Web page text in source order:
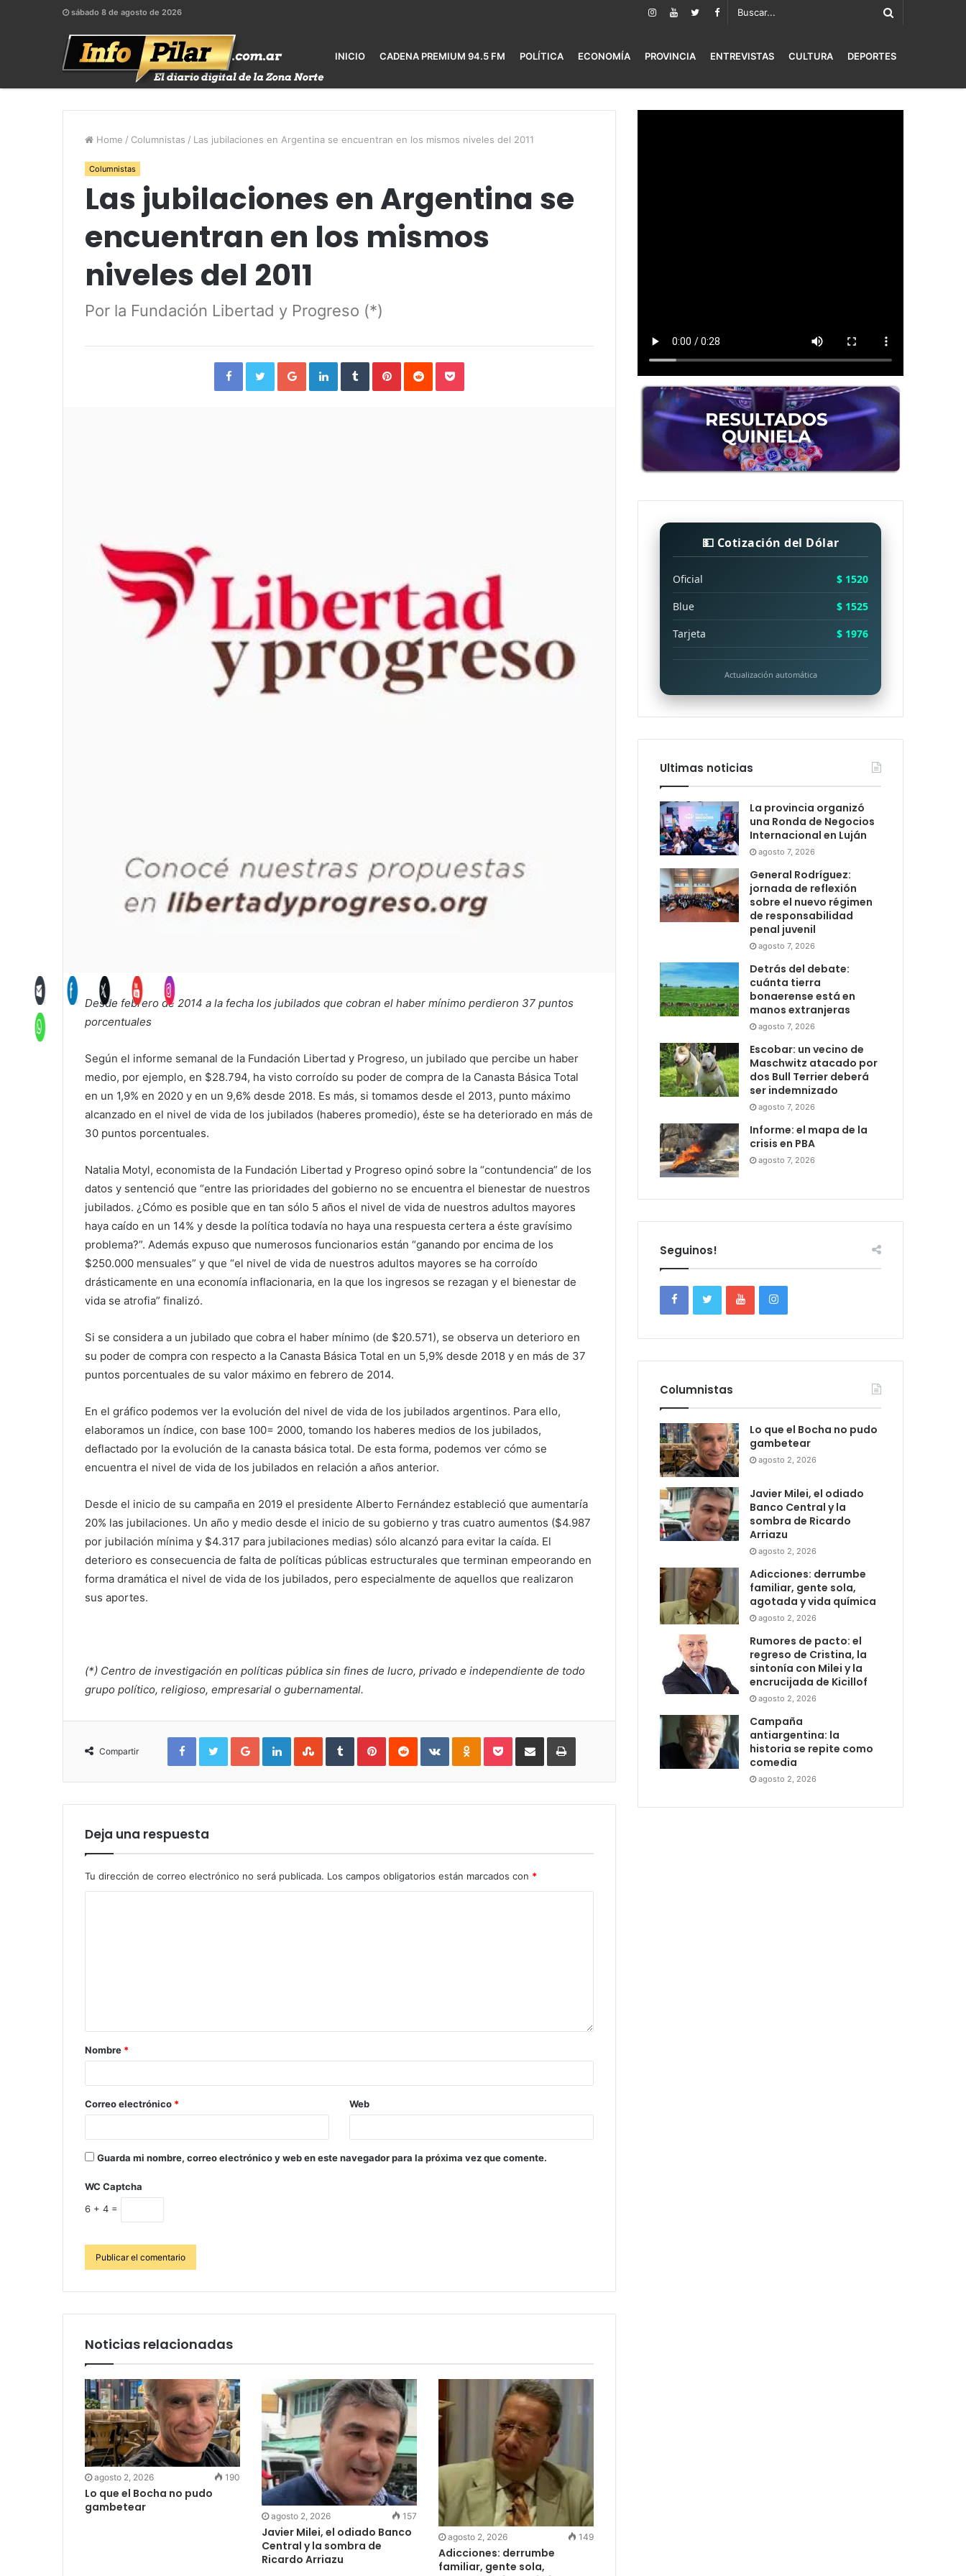
sábado 8 de agosto de 2026
INICIO CADENA PREMIUM 94.5 FM POLÍTICA ECONOMÍA PROVINCIA ENTREVISTAS CULTURA DEPORTES
Home / Columnistas / Las jubilaciones en Argentina se encuentran en los mismos niveles del 2011
Columnistas
Las jubilaciones en Argentina se
encuentran en los mismos
niveles del 2011
Por la Fundación Libertad y Progreso (*)
FacebookTwitterGoogle+LinkedInTumblrPinterestReddit Pocket
Desde febrero de 2014 a la fecha los jubilados que cobran el haber mínimo perdieron 37 puntos
porcentuales
Según el informe semanal de la Fundación Libertad y Progreso, un jubilado que percibe un haber
medio, por ejemplo, en $28.794, ha visto corroído su poder de compra de la Canasta Básica Total
en un 1,9% en 2020 y en un 9,6% desde 2018. Es más, si tomamos desde el 2013, punto máximo
alcanzado en el nivel de vida de los jubilados (haberes promedio), éste se ha deteriorado en más de
30 puntos porcentuales.
Natalia Motyl, economista de la Fundación Libertad y Progreso opinó sobre la “contundencia” de los
datos y sentenció que “entre las prioridades del gobierno no se encuentra el bienestar de nuestros
jubilados. ¿Cómo es posible que en tan sólo 5 años el nivel de vida de nuestros adultos mayores
haya caído en un 14% y desde la política todavía no haya una respuesta certera a éste gravísimo
problema?”. Además expuso que numerosos funcionarios están “ganando por encima de los
$250.000 mensuales” y que “el nivel de vida de nuestros adultos mayores se ha corroído
drásticamente en una economía inflacionaria, en la que los ingresos se rezagan y el bienestar de
vida se atrofia” finalizó.
Si se considera a un jubilado que cobra el haber mínimo (de $20.571), se observa un deterioro en
su poder de compra con respecto a la Canasta Básica Total en un 5,9% desde 2018 y en más de 37
puntos porcentuales de su valor máximo en febrero de 2014.
En el gráfico podemos ver la evolución del nivel de vida de los jubilados argentinos. Para ello,
elaboramos un índice, con base 100= 2000, tomando los haberes medios de los jubilados,
deflactado por la evolución de la canasta básica total. De esta forma, podemos ver cómo se
encuentra el nivel de vida de los jubilados en relación a años anterior.
Desde el inicio de su campaña en 2019 el presidente Alberto Fernández estableció que aumentaría
20% las jubilaciones. Un año y medio desde el inicio de su gobierno y tras cuatro aumentos ($4.987
por jubilación mínima y $4.317 para jubilaciones medias) sólo alcanzó para evitar la caída. El
deterioro es consecuencia de falta de políticas públicas estructurales que terminan empeorando en
forma dramática el nivel de vida de los jubilados, pero especialmente de aquellos que realizaron
sus aportes.
(*) Centro de investigación en políticas pública sin fines de lucro, privado e independiente de todo
grupo político, religioso, empresarial o gubernamental.
Compartir
FacebookTwitterGoogle+LinkedInStumbleUpon
TumblrPinterestReddit VKontakteOdnoklassniki
PocketShare
Email
Print
Deja una respuesta
Tu dirección de correo electrónico no será publicada. Los campos obligatorios están marcados con *
Nombre *
Correo electrónico * Web
Guarda mi nombre, correo electrónico y web en este navegador para la próxima vez que comente.
WC Captcha
6 + 4 =
Noticias relacionadas
agosto 2, 2026 190
Lo que el Bocha no pudo
gambetear
agosto 2, 2026 157
Javier Milei, el odiado Banco
Central y la sombra de
Ricardo Arriazu
agosto 2, 2026 149
Adicciones: derrumbe
familiar, gente sola,
💵 Cotización del Dólar
Oficial
$ 1520
Blue
$ 1525
Tarjeta
$ 1976
Actualización automática
Ultimas noticias
La provincia organizó
una Ronda de Negocios
Internacional en Luján
agosto 7, 2026
General Rodríguez:
jornada de reflexión
sobre el nuevo régimen
de responsabilidad
penal juvenil
agosto 7, 2026
Detrás del debate:
cuánta tierra
bonaerense está en
manos extranjeras
agosto 7, 2026
Escobar: un vecino de
Maschwitz atacado por
dos Bull Terrier deberá
ser indemnizado
agosto 7, 2026
Informe: el mapa de la
crisis en PBA
agosto 7, 2026
Seguinos!
Columnistas
Lo que el Bocha no pudo
gambetear
agosto 2, 2026
Javier Milei, el odiado
Banco Central y la
sombra de Ricardo
Arriazu
agosto 2, 2026
Adicciones: derrumbe
familiar, gente sola,
agotada y vida química
agosto 2, 2026
Rumores de pacto: el
regreso de Cristina, la
sintonía con Milei y la
encrucijada de Kicillof
agosto 2, 2026
Campaña
antiargentina: la
historia se repite como
comedia
agosto 2, 2026